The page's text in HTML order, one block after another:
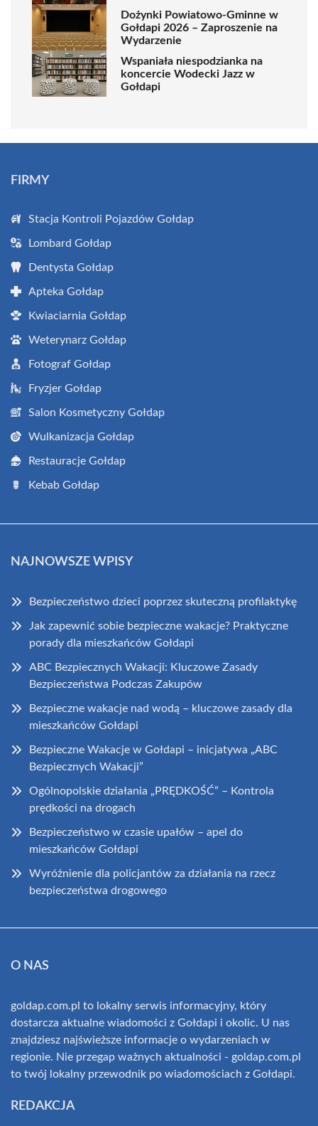
Dożynki Powiatowo-Gminne w
Gołdapi 2026 – Zaproszenie na
Wydarzenie
Wspaniała niespodzianka na
koncercie Wodecki Jazz w
Gołdapi
FIRMY
Stacja Kontroli Pojazdów Gołdap
Lombard Gołdap
Dentysta Gołdap
Apteka Gołdap
Kwiaciarnia Gołdap
Weterynarz Gołdap
Fotograf Gołdap
Fryzjer Gołdap
Salon Kosmetyczny Gołdap
Wulkanizacja Gołdap
Restauracje Gołdap
Kebab Gołdap
NAJNOWSZE WPISY
Bezpieczeństwo dzieci poprzez skuteczną profilaktykę
Jak zapewnić sobie bezpieczne wakacje? Praktyczne
porady dla mieszkańców Gołdapi
ABC Bezpiecznych Wakacji: Kluczowe Zasady
Bezpieczeństwa Podczas Zakupów
Bezpieczne wakacje nad wodą – kluczowe zasady dla
mieszkańców Gołdapi
Bezpieczne Wakacje w Gołdapi – inicjatywa „ABC
Bezpiecznych Wakacji”
Ogólnopolskie działania „PRĘDKOŚĆ” – Kontrola
prędkości na drogach
Bezpieczeństwo w czasie upałów – apel do
mieszkańców Gołdapi
Wyróżnienie dla policjantów za działania na rzecz
bezpieczeństwa drogowego
O NAS
goldap.com.pl to lokalny serwis informacyjny, który
dostarcza aktualne wiadomości z Gołdapi i okolic. U nas
znajdziesz najświeższe informacje o wydarzeniach w
regionie. Nie przegap ważnych aktualności - goldap.com.pl
to twój lokalny przewodnik po wiadomościach z Gołdapi.
REDAKCJA